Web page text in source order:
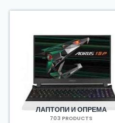
ЛАПТОПИ И ОПРЕМА
703 PRODUCTS